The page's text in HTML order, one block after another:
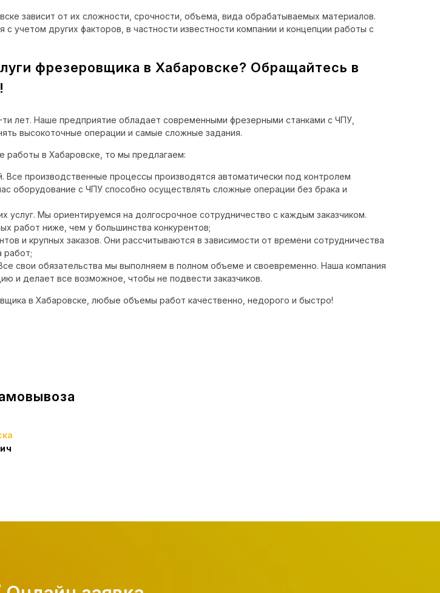
зависит от их сложности, срочности, объема, вида обрабатываемых материалов.
учетом других факторов, в частности известности компании и концепции работы с
фрезеровщика в Хабаровске? Обращайтесь в
лет. Наше предприятие обладает современными фрезерными станками с ЧПУ,
высокоточные операции и самые сложные задания.
работы в Хабаровске, то мы предлагаем:
Все производственные процессы производятся автоматически под контролем
оборудование с ЧПУ способно осуществлять сложные операции без брака и
услуг. Мы ориентируемся на долгосрочное сотрудничество с каждым заказчиком.
работ ниже, чем у большинства конкурентов;
и крупных заказов. Они рассчитываются в зависимости от времени сотрудничества
работ;
свои обязательства мы выполняем в полном объеме и своевременно. Наша компания
и делает все возможное, чтобы не подвести заказчиков.
в Хабаровске, любые объемы работ качественно, недорого и быстро!